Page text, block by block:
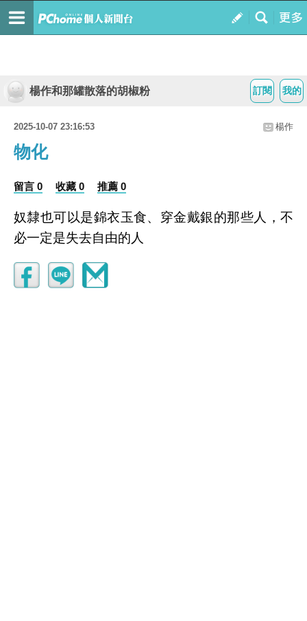
我的
訂閱
楊作和那罐散落的胡椒粉
2025-10-07 23:16:53 楊作
物化
留言 0 收藏 0 推薦 0
奴隸也可以是錦衣玉食、穿金戴銀的那些人，不
必一定是失去自由的人